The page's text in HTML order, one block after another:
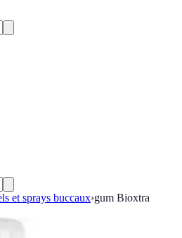
et sprays buccaux›gum Bioxtra